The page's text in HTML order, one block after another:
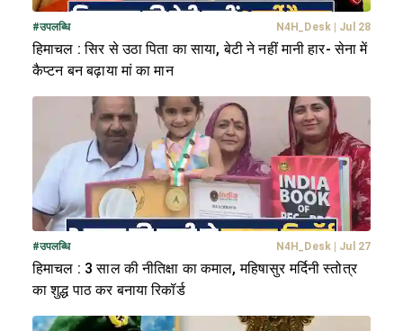
#उपलब्धि N4H_Desk| Jul 28
हिमाचल : सिर से उठा पिता का साया, बेटी ने नहीं मानी हार- सेना में
कैप्टन बन बढ़ाया मां का मान
#उपलब्धि N4H_Desk| Jul 27
हिमाचल : 3 साल की नीतिक्षा का कमाल, महिषासुर मर्दिनी स्तोत्र
का शुद्ध पाठ कर बनाया रिकॉर्ड